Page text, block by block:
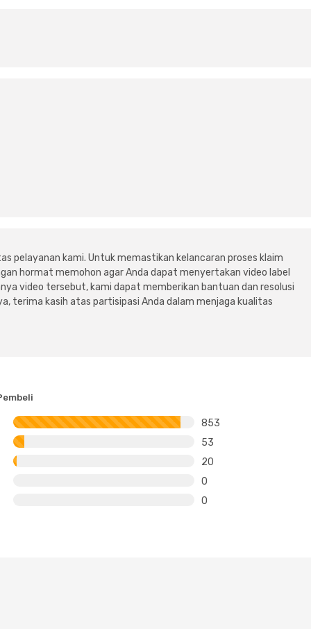
pelayanan kami. Untuk memastikan kelancaran proses klaim
hormat memohon agar Anda dapat menyertakan video label
video tersebut, kami dapat memberikan bantuan dan resolusi
terima kasih atas partisipasi Anda dalam menjaga kualitas
853
53
20
0
0